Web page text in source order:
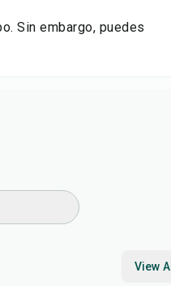
Sin embargo, puedes
View All